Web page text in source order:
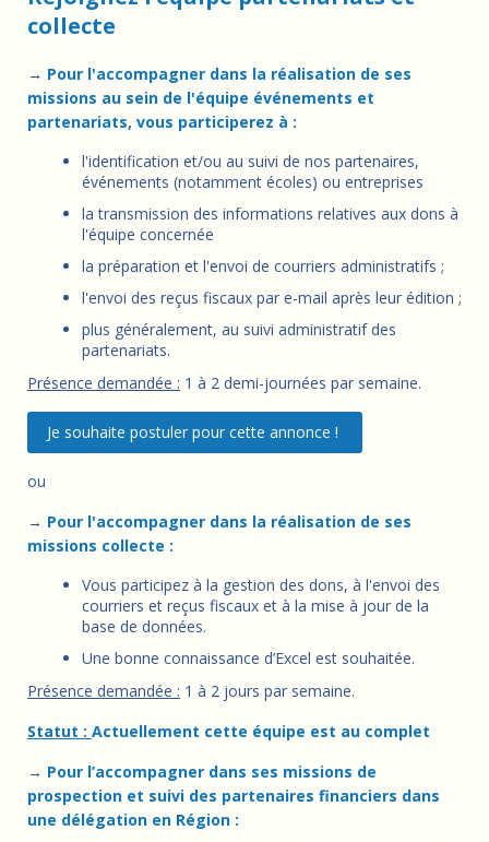
collecte
→ Pour l'accompagner dans la réalisation de ses
missions au sein de l'équipe événements et
partenariats, vous participerez à :
l'identification et/ou au suivi de nos partenaires,
événements (notamment écoles) ou entreprises
la transmission des informations relatives aux dons à
l'équipe concernée
la préparation et l'envoi de courriers administratifs ;
l'envoi des reçus fiscaux par e-mail après leur édition ;
plus généralement, au suivi administratif des
partenariats.
Présence demandée : 1 à 2 demi-journées par semaine.
Je souhaite postuler pour cette annonce !
ou
→ Pour l'accompagner dans la réalisation de ses
missions collecte :
Vous participez à la gestion des dons, à l'envoi des
courriers et reçus fiscaux et à la mise à jour de la
base de données.
Une bonne connaissance d’Excel est souhaitée.
Présence demandée : 1 à 2 jours par semaine.
Statut : Actuellement cette équipe est au complet
→ Pour l’accompagner dans ses missions de
prospection et suivi des partenaires financiers dans
une délégation en Région :